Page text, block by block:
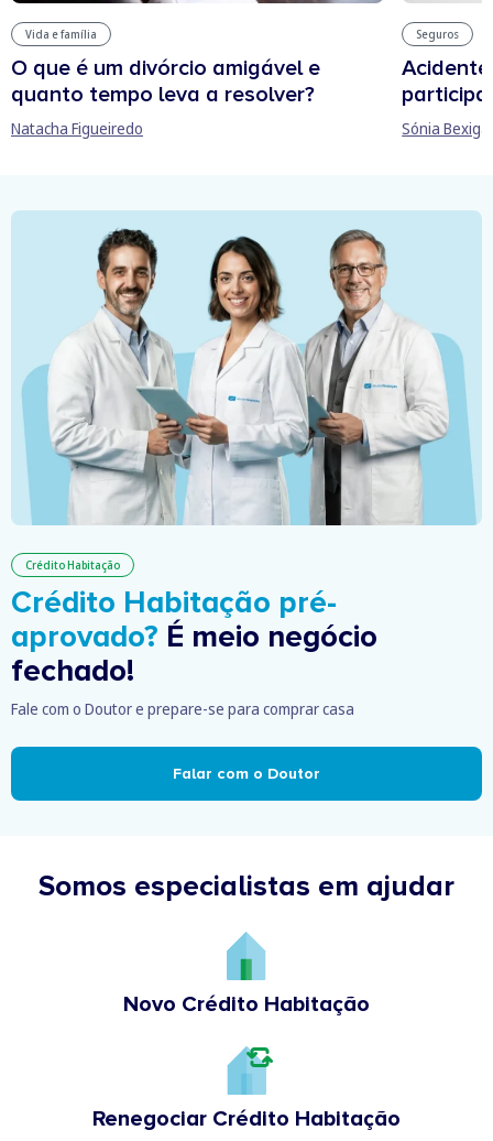
Vida e família
O que é um divórcio amigável e
quanto tempo leva a resolver?
Natacha Figueiredo
Seguros
Sónia Bexiga
Crédito Habitação
Crédito Habitação pré-
aprovado? É meio negócio
fechado!
Fale com o Doutor e prepare-se para comprar casa
Falar com o Doutor
Somos especialistas em ajudar
Novo Crédito Habitação
Renegociar Crédito Habitação